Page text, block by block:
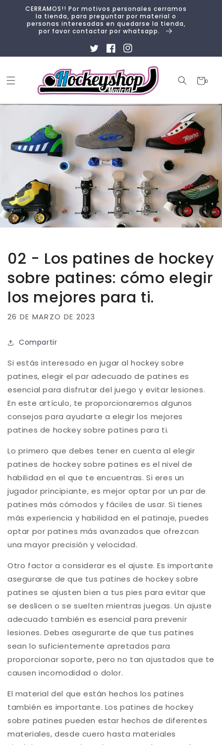
directamente
al contenido
CERRAMOS!! Por motivos personales cerramos
la tienda, para preguntar por material o
personas interesadas en quedarse la tienda,
por favor contactar por whatsapp.
TwitterFacebookInstagram
Carrito
0
0
artículos
02 - Los patines de hockey
sobre patines: cómo elegir
los mejores para ti.
26 DE MARZO DE 2023
Compartir
Si estás interesado en jugar al hockey sobre
patines, elegir el par adecuado de patines es
esencial para disfrutar del juego y evitar lesiones.
En este artículo, te proporcionaremos algunos
consejos para ayudarte a elegir los mejores
patines de hockey sobre patines para ti.
Lo primero que debes tener en cuenta al elegir
patines de hockey sobre patines es el nivel de
habilidad en el que te encuentras. Si eres un
jugador principiante, es mejor optar por un par de
patines más cómodos y fáciles de usar. Si tienes
más experiencia y habilidad en el patinaje, puedes
optar por patines más avanzados que ofrezcan
una mayor precisión y velocidad.
Otro factor a considerar es el ajuste. Es importante
asegurarse de que tus patines de hockey sobre
patines se ajusten bien a tus pies para evitar que
se deslicen o se suelten mientras juegas. Un ajuste
adecuado también es esencial para prevenir
lesiones. Debes asegurarte de que tus patines
sean lo suficientemente apretados para
proporcionar soporte, pero no tan ajustados que te
causen incomodidad o dolor.
El material del que están hechos los patines
también es importante. Los patines de hockey
sobre patines pueden estar hechos de diferentes
materiales, desde cuero hasta materiales